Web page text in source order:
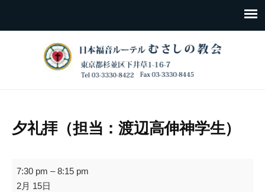
夕礼拝（担当：渡辺高伸神学生）
夕
礼
7:30 pm –8:15 pm
2月 15日